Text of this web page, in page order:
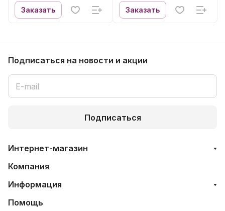
Заказать Заказать
Подписаться на новости и акции
Подписаться
Интернет-магазин
Компания
Информация
Помощь